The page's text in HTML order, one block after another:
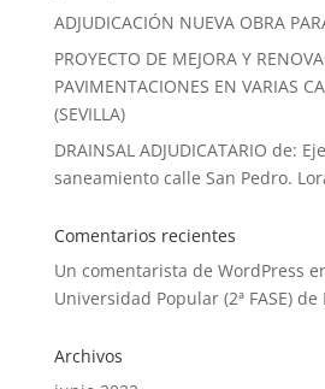
ADJUDICACIÓN NUEVA OBRA
PROYECTO DE MEJORA Y
PAVIMENTACIONES EN VARIAS
(SEVILLA)
DRAINSAL ADJUDICATARIO de:
saneamiento calle San Pedro.
Comentarios recientes
Un comentarista de WordPress
Universidad Popular (2ª FASE)
Archivos